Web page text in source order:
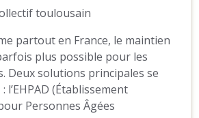
toulousain
partout en France, le maintien
plus possible pour les
Deux solutions principales se
(Établissement
Personnes Âgées